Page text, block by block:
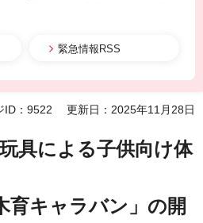
緊急情報RSS
ID：9522 更新日：2025年11月28日
具による子供向け体
育キャラバン」の開